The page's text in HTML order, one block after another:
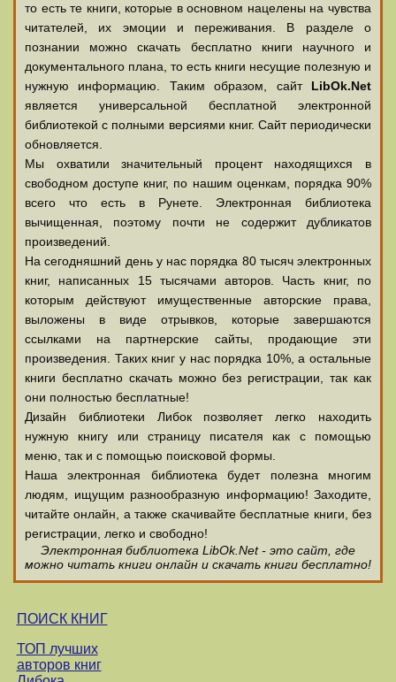
то есть те книги, которые в основном нацелены на чувства
читателей, их эмоции и переживания. В разделе о
познании можно скачать бесплатно книги научного и
документального плана, то есть книги несущие полезную и
нужную информацию. Таким образом, сайт LibOk.Net
является универсальной бесплатной электронной
библиотекой с полными версиями книг. Сайт периодически
обновляется.
Мы охватили значительный процент находящихся в
свободном доступе книг, по нашим оценкам, порядка 90%
всего что есть в Рунете. Электронная библиотека
вычищенная, поэтому почти не содержит дубликатов
произведений.
На сегодняшний день у нас порядка 80 тысяч электронных
книг, написанных 15 тысячами авторов. Часть книг, по
которым действуют имущественные авторские права,
выложены в виде отрывков, которые завершаются
ссылками на партнерские сайты, продающие эти
произведения. Таких книг у нас порядка 10%, а остальные
книги бесплатно скачать можно без регистрации, так как
они полностью бесплатные!
Дизайн библиотеки Либок позволяет легко находить
нужную книгу или страницу писателя как с помощью
меню, так и с помощью поисковой формы.
Наша электронная библиотека будет полезна многим
людям, ищущим разнообразную информацию! Заходите,
читайте онлайн, а также скачивайте бесплатные книги, без
регистрации, легко и свободно!
Электронная библиотека LibOk.Net - это сайт, где
можно читать книги онлайн и скачать книги бесплатно!
ПОИСК КНИГ
ТОП лучших
авторов книг